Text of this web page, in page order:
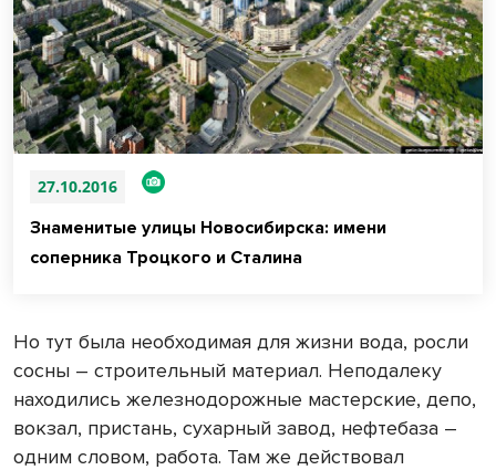
27.10.2016
Знаменитые улицы Новосибирска: имени
соперника Троцкого и Сталина
Но тут была необходимая для жизни вода, росли
сосны – строительный материал. Неподалеку
находились железнодорожные мастерские, депо,
вокзал, пристань, сухарный завод, нефтебаза –
одним словом, работа. Там же действовал